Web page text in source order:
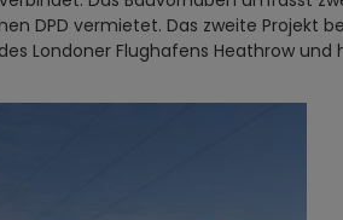
DPD vermietet. Das zweite
Londoner Flughafens Heathrow